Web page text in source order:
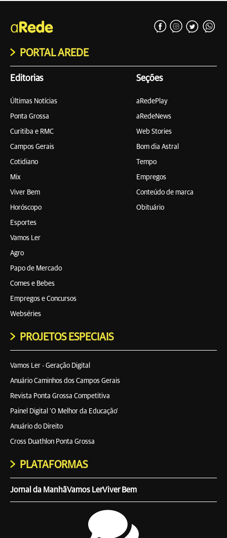
PORTAL AREDE
Editorias
Últimas Notícias
Ponta Grossa
Curitiba e RMC
Campos Gerais
Cotidiano
Mix
Viver Bem
Horóscopo
Esportes
Vamos Ler
Agro
Papo de Mercado
Comes e Bebes
Empregos e Concursos
Webséries
Seções
aRedePlay
aRedeNews
Web Stories
Bom dia Astral
Tempo
Empregos
Conteúdo de marca
Obituário
PROJETOS ESPECIAIS
Vamos Ler - Geração Digital
Anuário Caminhos dos Campos Gerais
Revista Ponta Grossa Competitiva
Painel Digital 'O Melhor da Educação'
Anuário do Direito
Cross Duathlon Ponta Grossa
PLATAFORMAS
Jornal da ManhãVamos LerViver Bem